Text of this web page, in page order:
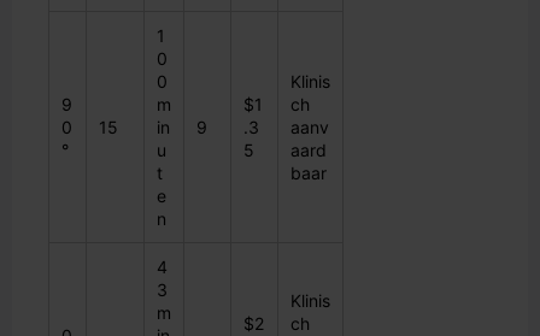
9
0
°
15
1
0
0
m
in
u
t
e
n
9
$1
.3
5
Klinis
ch
aanv
aard
baar
4
3
m
$2
Klinis
ch